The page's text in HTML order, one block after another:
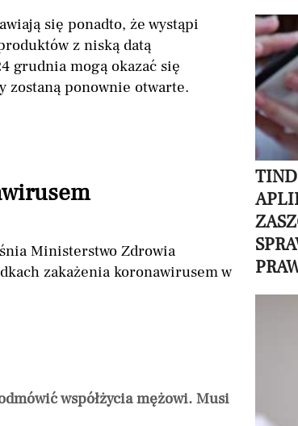
się ponadto, że wystąpi
z niską datą
grudnia mogą okazać się
zostaną ponownie otwarte.
Ministerstwo Zdrowia
zakażenia koronawirusem w
współżycia mężowi. Musi